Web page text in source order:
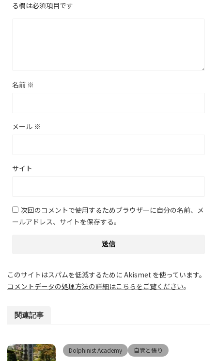
る欄は必須項目です
名前 ※
メール ※
サイト
次回のコメントで使用するためブラウザーに自分の名前、メ
ールアドレス、サイトを保存する。
このサイトはスパムを低減するために Akismet を使っています。
コメントデータの処理方法の詳細はこちらをご覧ください。
関連記事
Dolphinist Academy 自覚と悟り